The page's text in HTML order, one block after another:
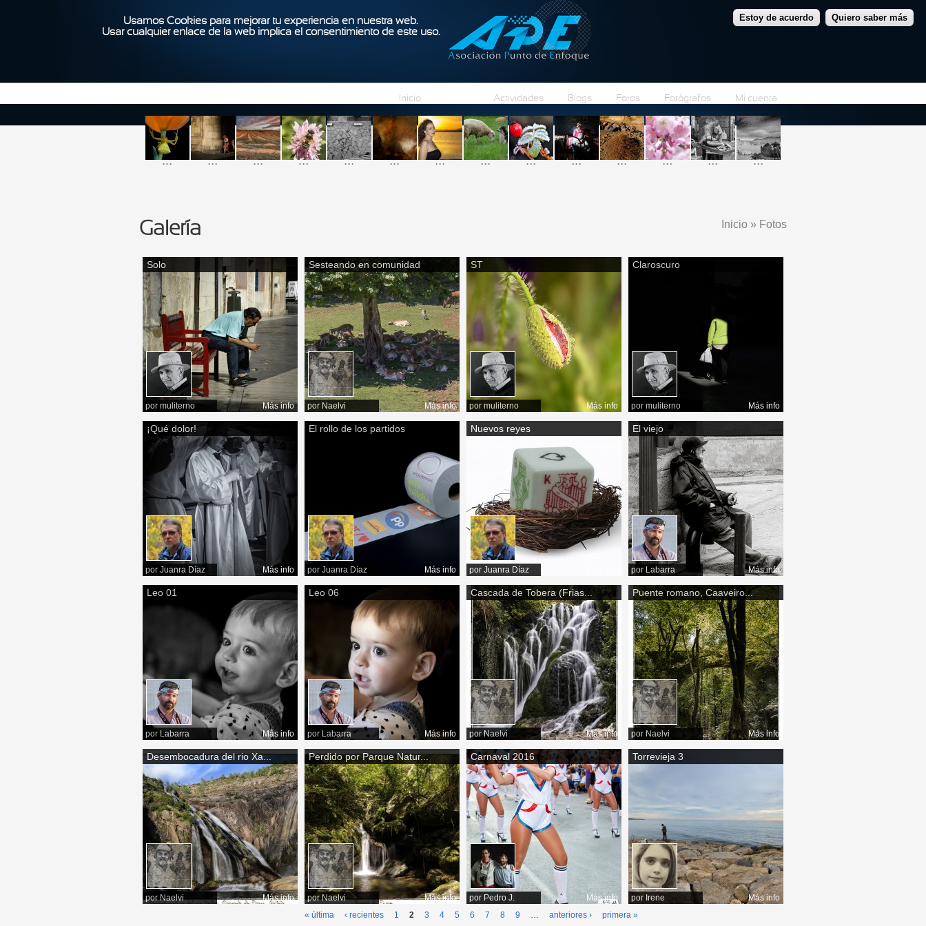
Usamos Cookies para mejorar tu experiencia en nuestra web.
Usar cualquier enlace de la web implica el consentimiento de este uso.
Estoy de acuerdo Quiero saber más
Pasar al contenido principal
Inicio Actividades Blogs Foros Fotógrafos Mi cuenta
... ... ... ... ... ... ... ... ... ... ... ... ... ...
Inicio » Fotos
Galería
Solo
por muliterno Más info
Sesteando en comunidad
por Naelvi Más info
ST
por muliterno Más info
Claroscuro
por muliterno Más info
¡Qué dolor!
por Juanra Díaz Más info
El rollo de los partidos
por Juanra Díaz Más info
Nuevos reyes
por Juanra Díaz
El viejo
por Labarra Más info
Leo 01
por Labarra Más info
Leo 06
por Labarra Más info
Cascada de Tobera (Frias...
porNaelvi Más info
Puente romano, Caaveiro...
por Naelvi Más info
Desembocadura del rio Xa...
porNaelvi Más info
Perdido por Parque Natur...
porNaelvi Más info
Carnaval 2016
por Pedro J. Más info
Torrevieja 3
por Irene Más info
Páginas
« última ‹ recientes 1 2 3 4 5 6 7 8 9 … anteriores › primera »